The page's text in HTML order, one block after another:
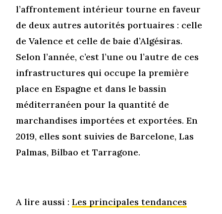
l’affrontement intérieur tourne en faveur
de deux autres autorités portuaires : celle
de Valence et celle de baie d’Algésiras.
Selon l’année, c’est l’une ou l’autre de ces
infrastructures qui occupe la première
place en Espagne et dans le bassin
méditerranéen pour la quantité de
marchandises importées et exportées. En
2019, elles sont suivies de Barcelone, Las
Palmas, Bilbao et Tarragone.
A lire aussi :Les principales tendances